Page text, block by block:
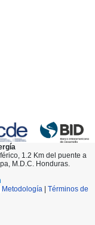
1.2 Km del puente a
M.D.C. Honduras.
Metodología| Términos de